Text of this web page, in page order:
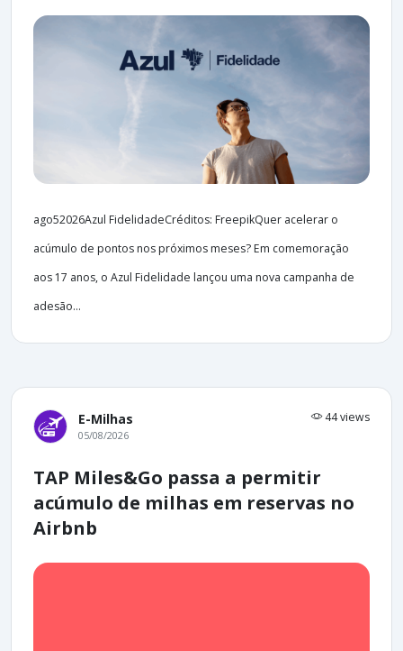
ago52026Azul FidelidadeCréditos: FreepikQuer acelerar o
acúmulo de pontos nos próximos meses? Em comemoração
aos 17 anos, o Azul Fidelidade lançou uma nova campanha de
adesão...
E-Milhas 44 views
05/08/2026
TAP Miles&Go passa a permitir
acúmulo de milhas em reservas no
Airbnb